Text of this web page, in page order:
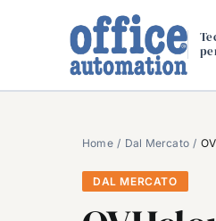
Home Dal Mercato
DAL MERCATO